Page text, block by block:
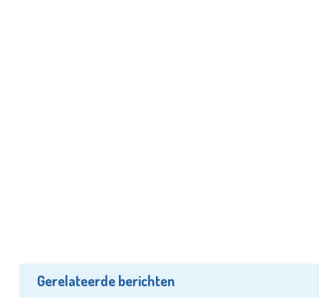
Gerelateerde berichten